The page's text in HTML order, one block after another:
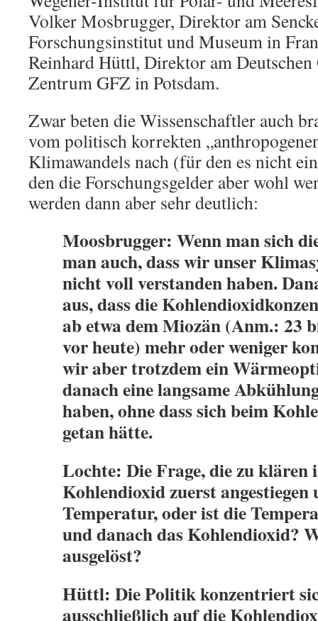
Volker Mosbrugger, Direktor am
Forschungsinstitut und Museum in
Reinhard Hüttl, Direktor am Deutschen
Zentrum GFZ in Potsdam.
Zwar beten die Wissenschaftler auch
vom politisch korrekten
Klimawandels nach (für den es nicht
den die Forschungsgelder aber wohl
werden dann aber sehr deutlich:
Moosbrugger: Wenn man sich
man auch, dass wir unser
nicht voll verstanden haben.
aus, dass die
ab etwa dem Miozän (Anm.: 23
vor heute) mehr oder weniger
wir aber trotzdem ein
danach eine langsame
haben, ohne dass sich beim
getan hätte.
Lochte: Die Frage, die zu klären
Kohlendioxid zuerst angestiegen
Temperatur, oder ist die
und danach das Kohlendioxid?
ausgelöst?
Hüttl: Die Politik konzentriert
ausschließlich auf die